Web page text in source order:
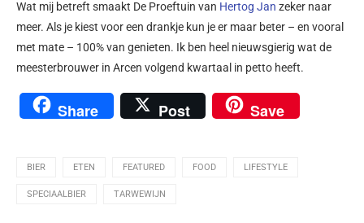
Wat mij betreft smaakt De Proeftuin van Hertog Jan zeker naar
meer. Als je kiest voor een drankje kun je er maar beter – en vooral
met mate – 100% van genieten. Ik ben heel nieuwsgierig wat de
meesterbrouwer in Arcen volgend kwartaal in petto heeft.
Share Post Save
BIER ETEN FEATURED FOOD LIFESTYLE
SPECIAALBIER TARWEWIJN